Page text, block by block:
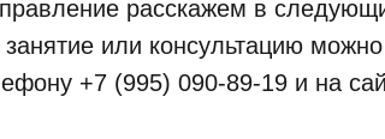
расскажем в
или консультацию
+7 (995) 090-89-19 и на